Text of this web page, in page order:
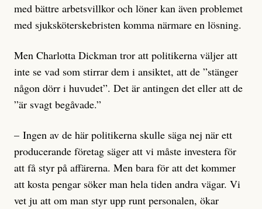
med bättre arbetsvillkor och löner kan även problemet
med sjuksköterskebristen komma närmare en lösning.
Men Charlotta Dickman tror att politikerna väljer att
inte se vad som stirrar dem i ansiktet, att de ”stänger
någon dörr i huvudet”. Det är antingen det eller att de
”är svagt begåvade.”
– Ingen av de här politikerna skulle säga nej när ett
producerande företag säger att vi måste investera för
att få styr på affärerna. Men bara för att det kommer
att kosta pengar söker man hela tiden andra vägar. Vi
vet ju att om man styr upp runt personalen, ökar